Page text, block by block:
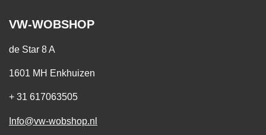
VW-WOBSHOP
de Star 8 A
1601 MH Enkhuizen
+ 31 617063505
Info@vw-wobshop.nl